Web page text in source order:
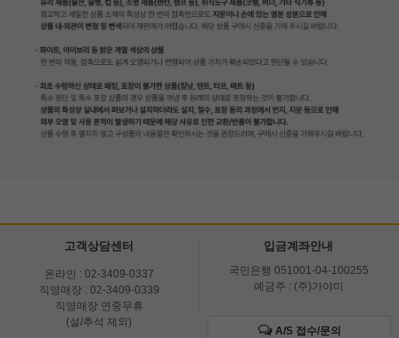
고객상담센터
온라인 : 02-3409-0337
직영매장 : 02-3409-0339
직영매장 연중무휴
(설/추석 제외)
입금계좌안내
국민은행 051001-04-100255
예금주 : (주)가야미
A/S 접수/문의